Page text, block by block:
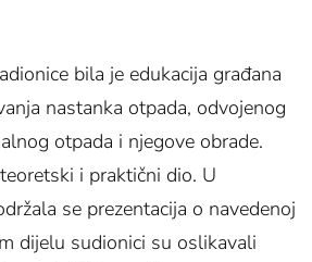
bila je edukacija građana
nastanka otpada, odvojenog
otpada i njegove obrade.
i praktični dio. U
se prezentacija o navedenoj
dijelu sudionici su oslikavali